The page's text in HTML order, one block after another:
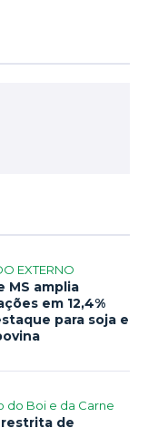
EXTERNO
MS amplia
em 12,4%
para soja e
do Boi e da Carne
de